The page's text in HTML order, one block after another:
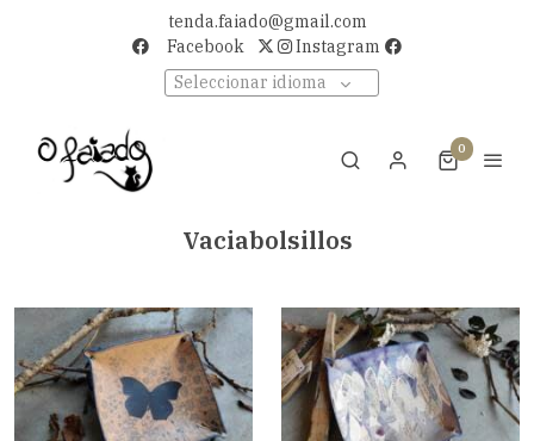
tenda.faiado@gmail.com
Facebook
Instagram
Seleccionar idioma
0
Vaciabolsillos